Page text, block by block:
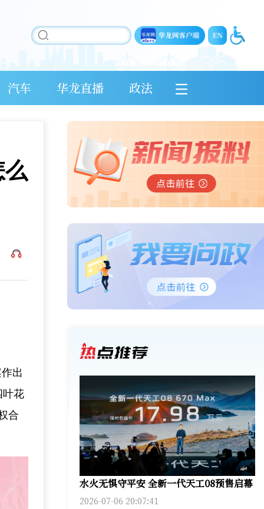
汽车 华龙直播 政法
出
叶花
合
水火无惧守平安 全新一代天工08预售启幕
2026-07-06 20:07:41